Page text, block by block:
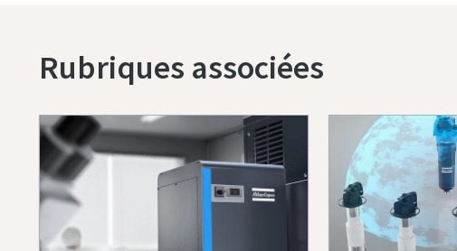
Rubriques associées